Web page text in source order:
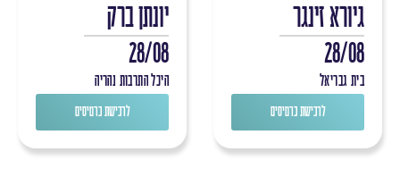
גיורא זינגר
28/08
בית גבריאל
לרכישת כרטיסים
יונתן ברק
28/08
היכל התרבות נהריה
לרכישת כרטיסים